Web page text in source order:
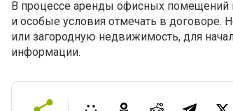
В процессе аренды офисных помещений
и особые условия отмечать в договоре.
или загородную недвижимость, для
информации.